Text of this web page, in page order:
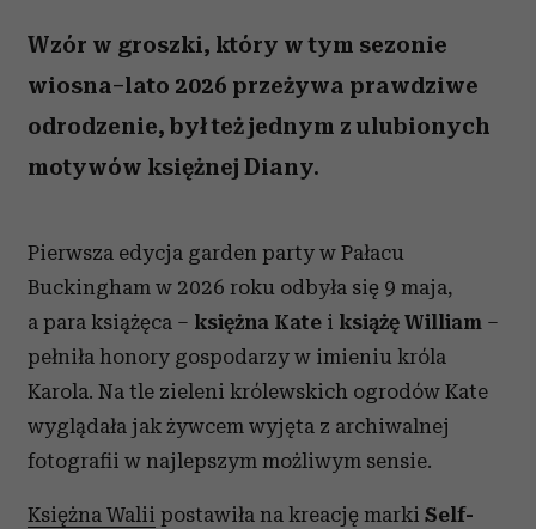
Wzór w groszki, który w tym sezonie
wiosna–lato 2026 przeżywa prawdziwe
odrodzenie, był też jednym z ulubionych
motywów księżnej Diany.
Pierwsza edycja garden party w Pałacu
Buckingham w 2026 roku odbyła się 9 maja,
a para książęca – księżna Kate i książę William –
pełniła honory gospodarzy w imieniu króla
Karola. Na tle zieleni królewskich ogrodów Kate
wyglądała jak żywcem wyjęta z archiwalnej
fotografii w najlepszym możliwym sensie.
Księżna Walii postawiła na kreację marki Self-